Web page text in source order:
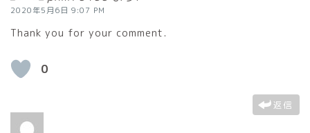
2020年5月6日 9:07 PM
Thank you for your comment.
0
返信